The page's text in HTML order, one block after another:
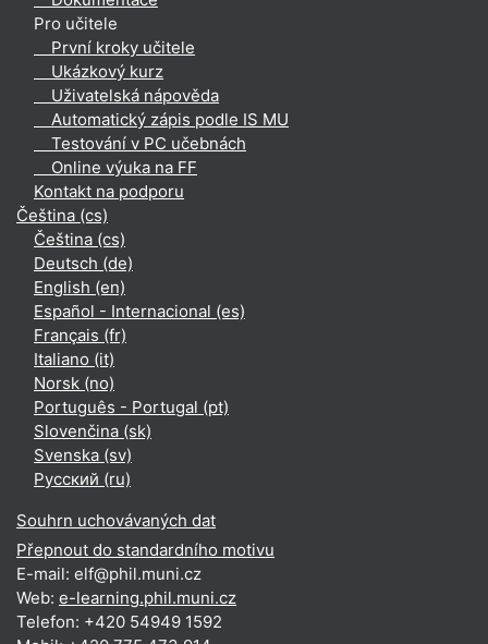
Pro učitele
První kroky učitele
Ukázkový kurz
Uživatelská nápověda
Automatický zápis podle IS MU
Testování v PC učebnách
Online výuka na FF
Kontakt na podporu
Čeština ‎(cs)‎
Čeština ‎(cs)‎
Deutsch ‎(de)‎
English ‎(en)‎
Español - Internacional ‎(es)‎
Français ‎(fr)‎
Italiano ‎(it)‎
Norsk ‎(no)‎
Português - Portugal ‎(pt)‎
Slovenčina ‎(sk)‎
Svenska ‎(sv)‎
Русский ‎(ru)‎
Souhrn uchovávaných dat
Přepnout do standardního motivu
E-mail: elf@phil.muni.cz
Web: e-learning.phil.muni.cz
Telefon: +420 54949 1592